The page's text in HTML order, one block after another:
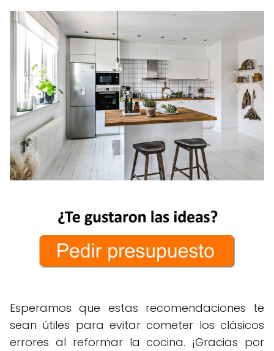
Esperamos que estas recomendaciones te
sean útiles para evitar cometer los clásicos
errores al reformar la cocina. ¡Gracias por